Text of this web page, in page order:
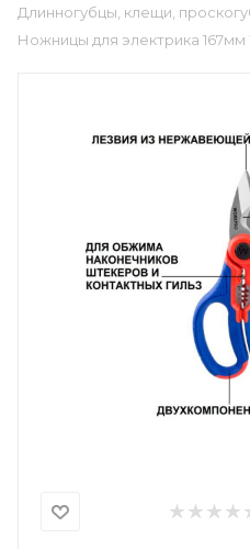
Длинногубцы, клещи,
Ножницы для электрика 167мм